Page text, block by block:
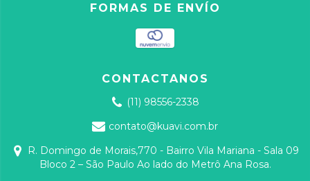
FORMAS DE ENVÍO
CONTACTANOS
(11) 98556-2338
contato@kuavi.com.br
R. Domingo de Morais,770 - Bairro Vila Mariana - Sala 09
Bloco 2 – São Paulo Ao lado do Metrô Ana Rosa.